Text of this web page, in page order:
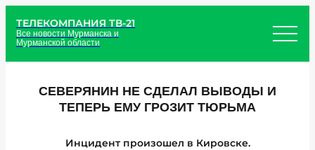
ТЕЛЕКОМПАНИЯ ТВ-21
Все новости Мурманска и
Мурманской области
СЕВЕРЯНИН НЕ СДЕЛАЛ ВЫВОДЫ И
ТЕПЕРЬ ЕМУ ГРОЗИТ ТЮРЬМА
Инцидент произошел в Кировске.